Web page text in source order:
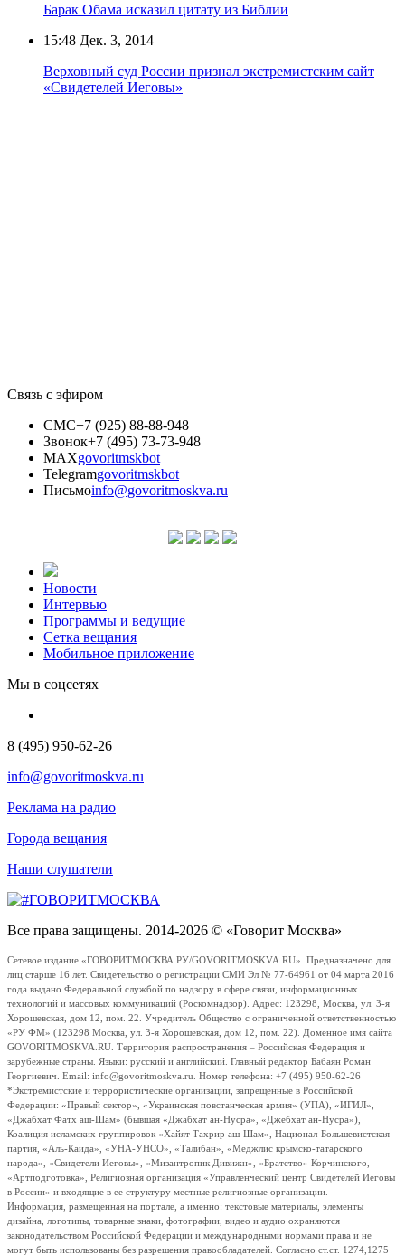
Барак Обама исказил цитату из Библии
15:48 Дек. 3, 2014
Верховный суд России признал экстремистским сайт
«Свидетелей Иеговы»
Связь с эфиром
СМС+7 (925) 88-88-948
Звонок+7 (495) 73-73-948
MAXgovoritmskbot
Telegramgovoritmskbot
Письмоinfo@govoritmoskva.ru
Новости
Интервью
Программы и ведущие
Сетка вещания
Мобильное приложение
Мы в соцсетях
8 (495) 950-62-26
info@govoritmoskva.ru
Реклама на радио
Города вещания
Наши слушатели
Все права защищены. 2014-2026 © «Говорит Москва»
Сетевое издание «ГОВОРИТМОСКВА.РУ/GOVORITMOSKVA.RU». Предназначено для
лиц старше 16 лет. Свидетельство о регистрации СМИ Эл № 77-64961 от 04 марта 2016
года выдано Федеральной службой по надзору в сфере связи, информационных
технологий и массовых коммуникаций (Роскомнадзор). Адрес: 123298, Москва, ул. 3-я
Хорошевская, дом 12, пом. 22. Учредитель Общество с ограниченной ответственностью
«РУ ФМ» (123298 Москва, ул. 3-я Хорошевская, дом 12, пом. 22). Доменное имя сайта
GOVORITMOSKVA.RU. Территория распространения – Российская Федерация и
зарубежные страны. Языки: русский и английский. Главный редактор Бабаян Роман
Георгиевич. Email: info@govoritmoskva.ru. Номер телефона: +7 (495) 950-62-26
*Экстремистские и террористические организации, запрещенные в Российской
Федерации: «Правый сектор», «Украинская повстанческая армия» (УПА), «ИГИЛ»,
«Джабхат Фатх аш-Шам» (бывшая «Джабхат ан-Нусра», «Джебхат ан-Нусра»),
Коалиция исламских группировок «Хайят Тахрир аш-Шам», Национал-Большевистская
партия, «Аль-Каида», «УНА-УНСО», «Талибан», «Меджлис крымско-татарского
народа», «Свидетели Иеговы», «Мизантропик Дивижн», «Братство» Корчинского,
«Артподготовка», Религиозная организация «Управленческий центр Свидетелей Иеговы
в России» и входящие в ее структуру местные религиозные организации.
Информация, размещенная на портале, а именно: текстовые материалы, элементы
дизайна, логотипы, товарные знаки, фотографии, видео и аудио охраняются
законодательством Российской Федерации и международными нормами права и не
могут быть использованы без разрешения правообладателей. Согласно ст.ст. 1274,1275